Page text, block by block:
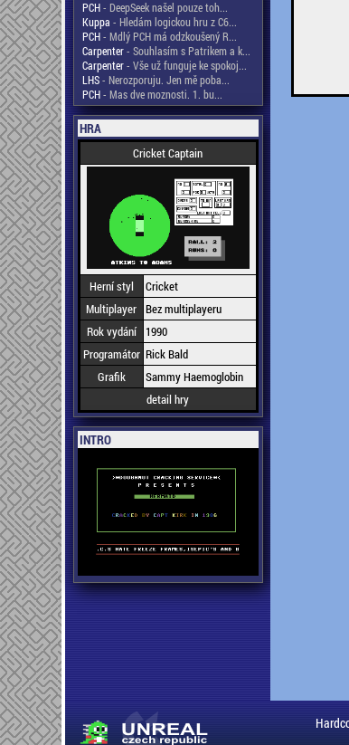
PCH- DeepSeek našel pouze toh...
Kuppa - Hledám logickou hru z C6...
PCH- Mdlý PCH má odzkoušený R...
Carpenter- Souhlasím s Patrikem a k...
Carpenter- Vše už funguje ke spokoj...
LHS- Nerozporuju. Jen mě poba...
PCH- Mas dve moznosti. 1. bu...
HRA
Cricket Captain
Herní styl
Cricket
Multiplayer Bez multiplayeru
Rok vydání
1990
Programátor Rick Bald
Grafik
Sammy Haemoglobin
detail hry
INTRO